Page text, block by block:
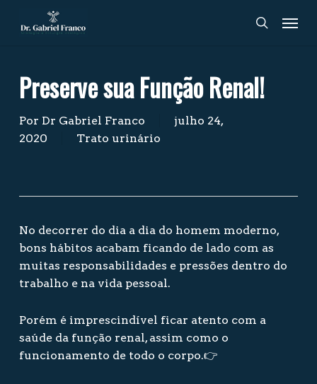
search
Preserve sua Função Renal!
Por Dr Gabriel Franco
julho 24,
2020
Trato urinário
No decorrer do dia a dia do homem moderno,
bons hábitos acabam ficando de lado com as
muitas responsabilidades e pressões dentro do
trabalho e na vida pessoal.
Porém é imprescindível ficar atento com a
saúde da função renal, assim como o
funcionamento de todo o corpo.👉